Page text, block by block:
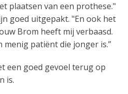
plaatsen van een prothese."
goed uitgepakt. "En ook het
Brom heeft mij verbaasd.
menig patiënt die jonger is.”
een goed gevoel terug op
is.